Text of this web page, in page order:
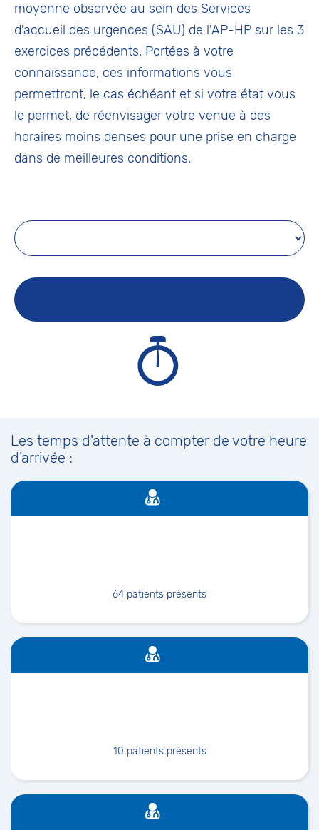
moyenne observée au sein des Services
d'accueil des urgences (SAU) de l'AP-HP sur les 3
exercices précédents. Portées à votre
connaissance, ces informations vous
permettront, le cas échéant et si votre état vous
le permet, de réenvisager votre venue à des
horaires moins denses pour une prise en charge
dans de meilleures conditions.
Les temps d'attente à compter de votre heure
d’arrivée :
64 patients présents
10 patients présents